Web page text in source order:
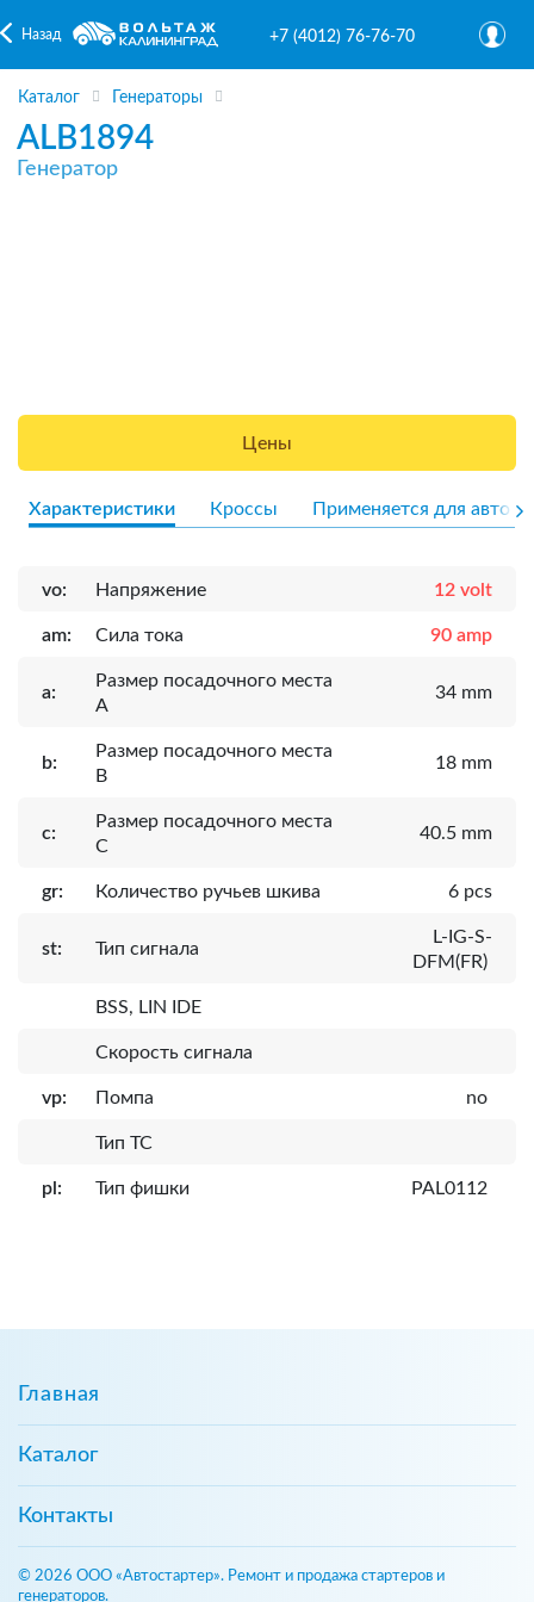
Назад +7 (4012) 76-76-70
Каталог Генераторы
ALB1894
Генератор
Цены
Характеристики Кроссы Применяется для авто
vo: Напряжение 12 volt
am: Сила тока 90 amp
a:
Размер посадочного места
A
34 mm
b:
Размер посадочного места
B
18 mm
c:
Размер посадочного места
C
40.5 mm
gr: Количество ручьев шкива 6 pcs
st: Тип сигнала
L-IG-S-
DFM(FR)
BSS, LIN IDE
Скорость сигнала
vp: Помпа no
Тип ТС
pl: Тип фишки PAL0112
Главная
Каталог
Контакты
© 2026 ООО «Автостартер». Ремонт и продажа стартеров и
генераторов.